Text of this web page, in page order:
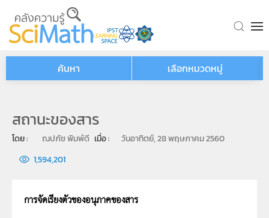
Skip to main content
ค้นหา เลือกหมวดหมู่
สถานะของสาร
โดย : ณปภัช พิมพ์ดี เมื่อ :
วันอาทิตย์, 28 พฤษภาคม 2560
1,594,201
การจัดเรียงตัวของอนุภาคของสาร